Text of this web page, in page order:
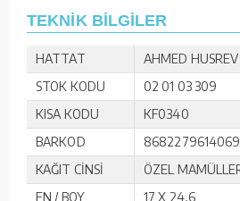
TEKNİK BİLGİLER
HATTAT
AHMED
STOK KODU
02 01 03 309
KISA KODU
KF0340
BARKOD
8682279614069
KAĞIT CİNSİ
ÖZEL
EN / BOY
17 X 24,6